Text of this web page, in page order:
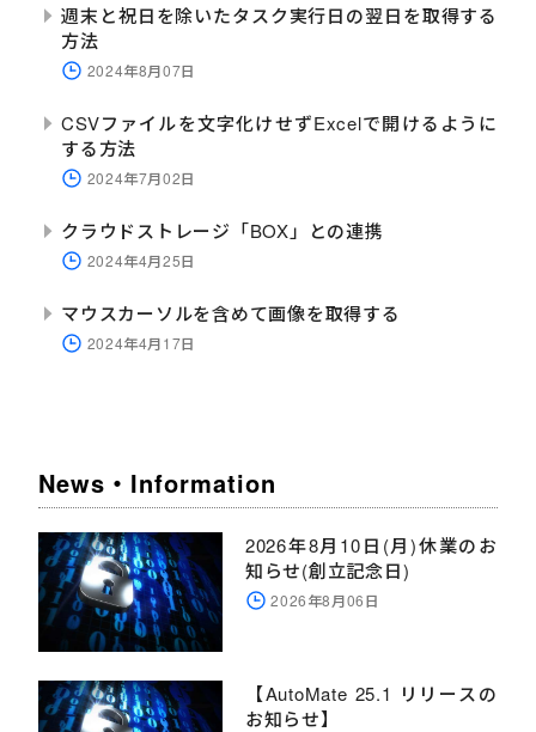
週末と祝日を除いたタスク実行日の翌日を取得する
方法
2024年8月07日
CSVファイルを文字化けせずExcelで開けるように
する方法
2024年7月02日
クラウドストレージ「BOX」との連携
2024年4月25日
マウスカーソルを含めて画像を取得する
2024年4月17日
News・Information
2026年8月10日(月)休業のお
知らせ(創立記念日)
2026年8月06日
【AutoMate 25.1 リリースの
お知らせ】